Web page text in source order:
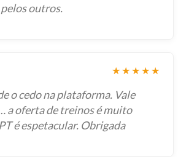
outros.
★★★★★
o cedo na plataforma. Vale
a oferta de treinos é muito
é espetacular. Obrigada